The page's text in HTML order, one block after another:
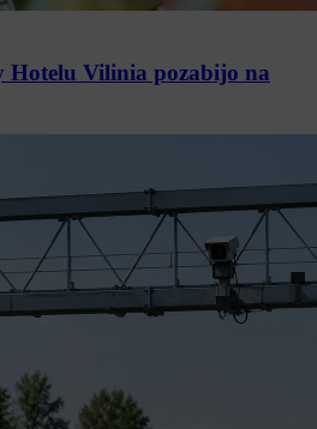
Vilinia pozabijo na